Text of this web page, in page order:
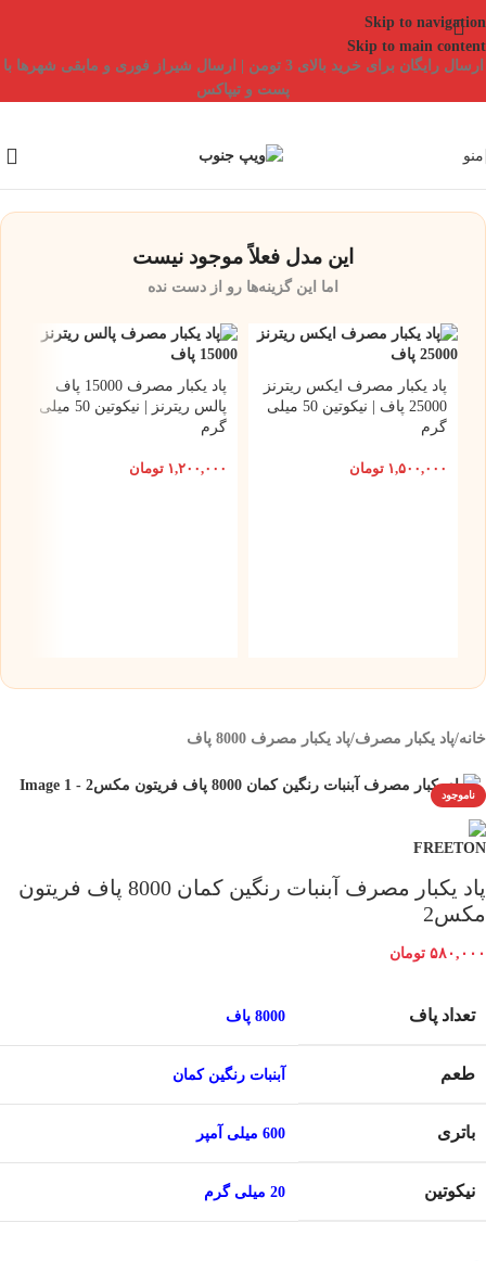
Skip to navigation
Skip to main content
ارسال رایگان برای خرید بالای 3 تومن | ارسال شیراز فوری و مابقی شهرها با
پست و تیپاکس
منو
این مدل فعلاً موجود نیست
اما این گزینه‌ها رو از دست نده
پاد یکبار مصرف ایکس ریترنز
25000 پاف | نیکوتین 50 میلی
گرم
۱,۵۰۰,۰۰۰ تومان
پاد یکبار مصرف 15000 پاف
پالس ریترنز | نیکوتین 50 میلی
گرم
۱,۲۰۰,۰۰۰ تومان
خانه/پاد یکبار مصرف/پاد یکبار مصرف 8000 پاف
ناموجود
پاد یکبار مصرف آبنبات رنگین کمان 8000 پاف فریتون
مکس2
۵۸۰,۰۰۰ تومان
تعداد پاف 8000 پاف
طعم آبنبات رنگین کمان
باتری 600 میلی آمپر
نیکوتین 20 میلی گرم